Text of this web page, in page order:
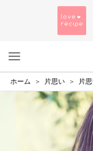
ホーム 片思い 片